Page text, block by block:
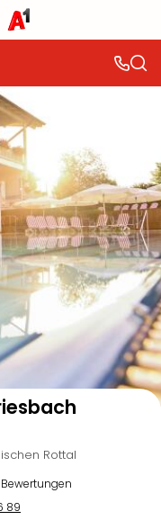
Auf der Karte anzeigen
Rottal
Bewertungen
89